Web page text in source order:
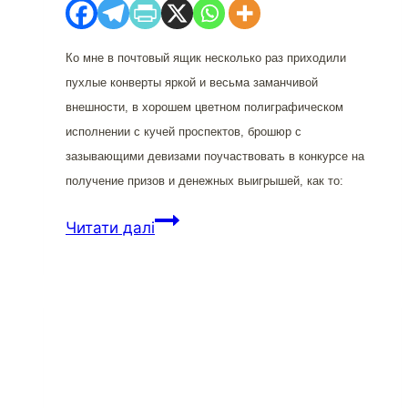
Ко мне в почтовый ящик несколько раз приходили
пухлые конверты яркой и весьма заманчивой
внешности, в хорошем цветном полиграфическом
исполнении с кучей проспектов, брошюр с
зазывающими девизами поучаствовать в конкурсе на
получение призов и денежных выигрышей, как то:
Читати даліМилиция,